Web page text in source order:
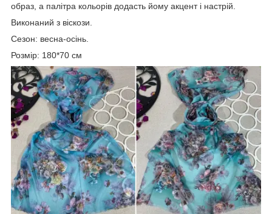
образ, а палітра кольорів додасть йому акцент і настрій.
Виконаний з віскози.
Сезон: весна-осінь.
Розмір: 180*70 см